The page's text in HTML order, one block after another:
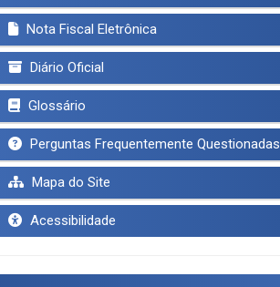
Nota Fiscal Eletrônica
Diário Oficial
Glossário
Perguntas Frequentemente Questionadas
Mapa do Site
Acessibilidade